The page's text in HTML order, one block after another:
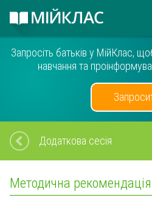
Запросіть батьків у МійКлас,
навчання та
Додаткова сесія
Методична